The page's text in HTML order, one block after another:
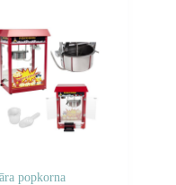
popkorna